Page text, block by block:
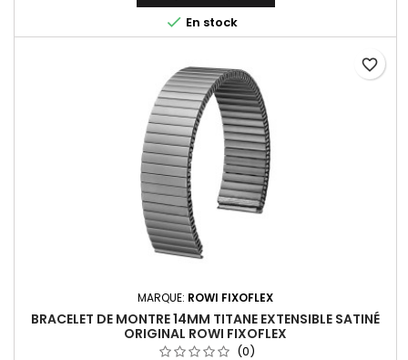
Made In Germany Since 1885
 En stock
MARQUE: ROWI FIXOFLEX
BRACELET DE MONTRE 14MM TITANE EXTENSIBLE SATINÉ
ORIGINAL ROWI FIXOFLEX
(0)
favorite_border